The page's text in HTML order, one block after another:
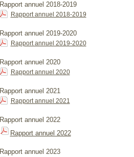
Rapport annuel 2018-2019
Rapport annuel 2018-2019
Rapport annuel 2019-2020
Rapport annuel 2019-2020
Rapport annuel 2020
Rapport annuel 2020
Rapport annuel 2021
Rapport annuel 2021
Rapport annuel 2022
Rapport annuel 2022
Rapport annuel 2023